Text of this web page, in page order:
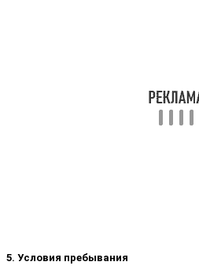
5. Условия пребывания